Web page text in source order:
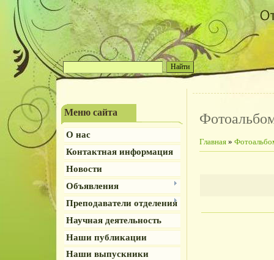
Меню сайта
О нас
Контактная информация
Новости
Объявления
Преподаватели отделения
Научная деятельность
Наши публикации
Наши выпускники
Главная »